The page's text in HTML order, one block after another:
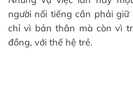
người nổi tiếng cần phải
chỉ vì bản thân mà còn vì
đồng, với thế hệ trẻ.